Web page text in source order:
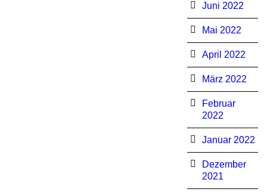
Juni 2022
Mai 2022
April 2022
März 2022
Februar
2022
Januar 2022
Dezember
2021